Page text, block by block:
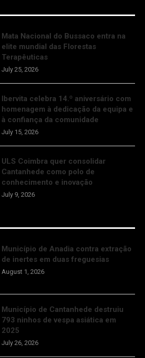
Mata Nacional do Bussaco entra na
elite mundial das Florestas
Terapêuticas
July 25, 2026
Ibervita celebra 14.º aniversário com
homenagem à dedicação da equipa e
à confiança da comunidade
July 15, 2026
ULS Coimbra quer consolidar
Cantanhede como polo de
conhecimento e inovação
July 9, 2026
Município de Anadia contra extração
de inertes em duas freguesias
August 1, 2026
Município de Cantanhede destruiu
793 ninhos de vespa asiática em
2025
July 26, 2026